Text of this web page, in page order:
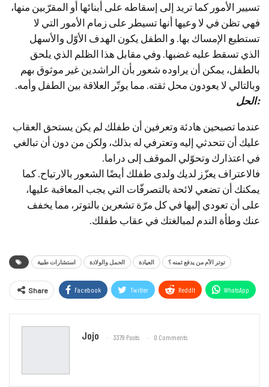
تسيير الأمور كما تريد إلى إسقاطه على أبنائها أو المقرّبين منها،
فهي تظن في لا وعيها أنها تسيطر على زمام الأمور التي لا
تستطيع الإمساك بها. و الطفل يكون الهدف الأوّل والأسهل
الذي تسقط عليه غضبها. وفي مقابل هذا الظلم الذي يلحق
بالطفل، يمكن أن يراوده شعور بأن الراشدين غير موثوق بهم
وبالتالي لا يعودون محل ثقته. مما يوتّر العلاقة بين الطفل وأمه.
الحل:
عندما تصبحين هادئة وتعرفين أن طفلك لم يكن يستحق العقاب
عليك أن تتحدثي إليه وتعترفي له بذلك، ولكن من دون أن تبالغي
في اعتذارك وتحوّلي الموقف إلى دراما.
فالاعتراف يعزّز لديك ولدى طفلك أيضًا الشعور بالارتياح. كما
يمكنك أن تضعي لائحة بالتصرفّات التي يجب المعاقبة عليها،
على أن تعودي إليها في كل مرّة تشعرين بالتوتر، مما يخفف
عنك وطأة الندم لمبالغتك في عقاب طفلك.
استشارات طبية الحمل والولادة العيادة توتر الأم من يدفع ثمنه ؟
Share Facebook Twitter ReddIt WhatsApp
Jojo 3379 Posts 0 Comments